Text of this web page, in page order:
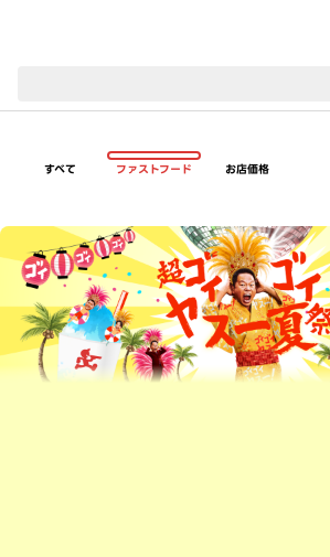
すべて ファストフード お店価格
超ゴイゴイヤスー夏祭